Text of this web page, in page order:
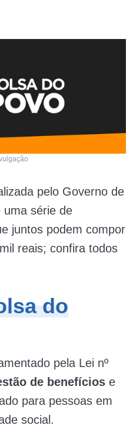
pelo Governo de
uma série de
juntos podem compor
reais; confira todos
do
pela Lei nº
de benefícios e
para pessoas em
social.